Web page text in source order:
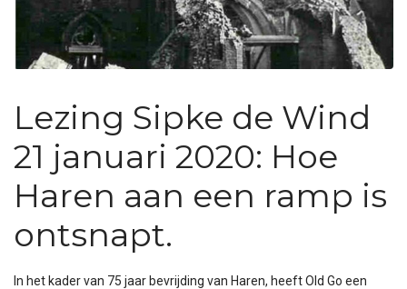
Lezing Sipke de Wind
21 januari 2020: Hoe
Haren aan een ramp is
ontsnapt.
In het kader van 75 jaar bevrijding van Haren, heeft Old Go een